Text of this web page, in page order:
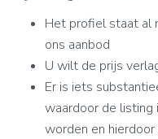
Het profiel staat al
ons aanbod
U wilt de prijs
Er is iets
waardoor de listing
worden en